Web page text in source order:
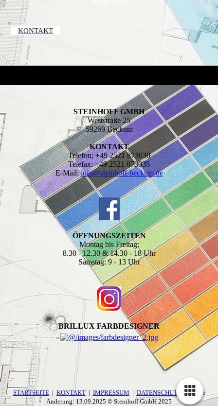
KONTAKT
STEINHOFF GMBH
Weststraße 25
59269 Beckum
KONTAKT
Telefon: +49 2521 873030
Telefax: +49 2521 873035
E-Mail:info@steinhoff-beckum.de
ÖFFNUNGSZEITEN
Montag bis Freitag:
8.30 - 12.30 & 14.30 - 18 Uhr
Samstag: 9 - 13 Uhr
BRILLUX FARBDESIGNER
STARTSEITE| KONTAKT| IMPRESSUM | DATENSCHUTZ
| Letzte
Änderung: 13.09.2025 © Steinhoff GmbH 2025